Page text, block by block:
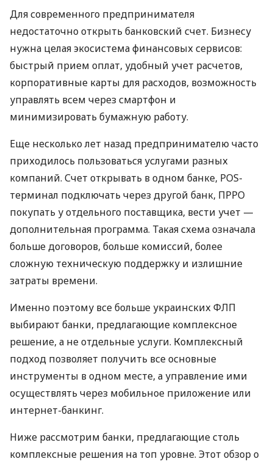
Для современного предпринимателя
недостаточно открыть банковский счет. Бизнесу
нужна целая экосистема финансовых сервисов:
быстрый прием оплат, удобный учет расчетов,
корпоративные карты для расходов, возможность
управлять всем через смартфон и
минимизировать бумажную работу.
Еще несколько лет назад предпринимателю часто
приходилось пользоваться услугами разных
компаний. Счет открывать в одном банке, POS-
терминал подключать через другой банк, ПРРО
покупать у отдельного поставщика, вести учет —
дополнительная программа. Такая схема означала
больше договоров, больше комиссий, более
сложную техническую поддержку и излишние
затраты времени.
Именно поэтому все больше украинских ФЛП
выбирают банки, предлагающие комплексное
решение, а не отдельные услуги. Комплексный
подход позволяет получить все основные
инструменты в одном месте, а управление ими
осуществлять через мобильное приложение или
интернет-банкинг.
Ниже рассмотрим банки, предлагающие столь
комплексные решения на топ уровне. Этот обзор о